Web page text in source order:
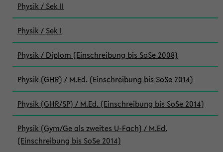
Physik / Sek II
Physik / Sek I
Physik / Diplom (Einschreibung bis SoSe 2008)
Physik (GHR) / M.Ed. (Einschreibung bis SoSe 2014)
Physik (GHR/SP) / M.Ed. (Einschreibung bis SoSe 2014)
Physik (Gym/Ge als zweites U-Fach) / M.Ed.
(Einschreibung bis SoSe 2014)